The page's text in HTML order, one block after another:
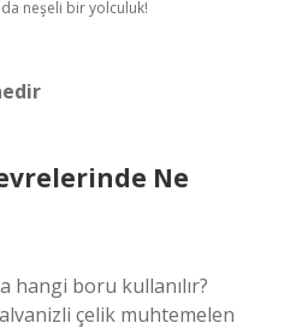
neşeli bir yolculuk!
Ne
hangi boru kullanılır?
çelik muhtemelen